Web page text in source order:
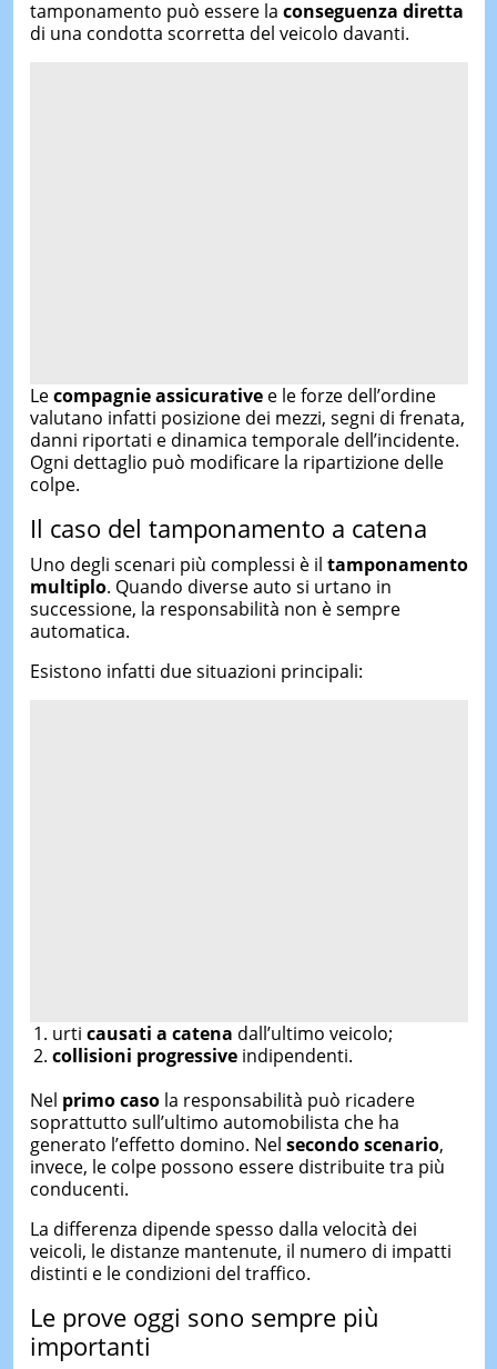
tamponamento può essere la conseguenza diretta
di una condotta scorretta del veicolo davanti.
Lecompagnie assicurativee le forze dell’ordine
valutano infatti posizione dei mezzi, segni di frenata,
danni riportati e dinamica temporale dell’incidente.
Ogni dettaglio può modificare la ripartizione delle
colpe.
Il caso del tamponamento a catena
Uno degli scenari più complessi è il tamponamento
multiplo. Quando diverse auto si urtano in
successione, la responsabilità non è sempre
automatica.
Esistono infatti due situazioni principali:
urti causati a catena dall’ultimo veicolo;
collisioni progressiveindipendenti.
Nel primo casola responsabilità può ricadere
soprattutto sull’ultimo automobilista che ha
generato l’effetto domino. Nel secondo scenario,
invece, le colpe possono essere distribuite tra più
conducenti.
La differenza dipende spesso dalla velocità dei
veicoli, le distanze mantenute, il numero di impatti
distinti e le condizioni del traffico.
Le prove oggi sono sempre più
importanti